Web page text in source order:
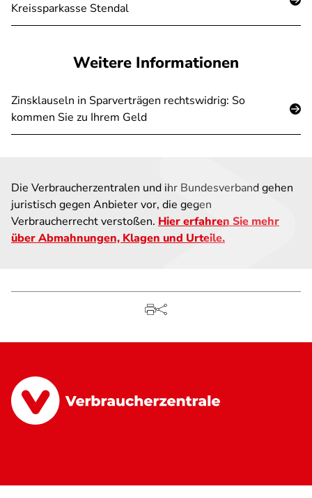
Kreissparkasse Stendal
Weitere Informationen
Zinsklauseln in Sparverträgen rechtswidrig: So
kommen Sie zu Ihrem Geld
Die Verbraucherzentralen und ihr Bundesverband gehen
juristisch gegen Anbieter vor, die gegen
Verbraucherrecht verstoßen. Hier erfahren Sie mehr
über Abmahnungen, Klagen und Urteile.